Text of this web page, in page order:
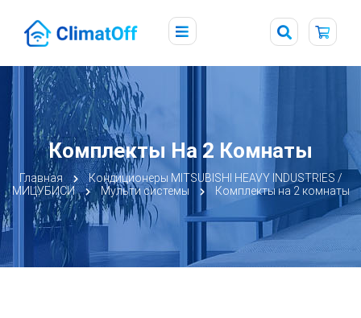
Комплекты На 2 Комнаты
Главная
Кондиционеры MITSUBISHI HEAVY INDUSTRIES /
МИЦУБИСИ
Мульти системы Комплекты на 2 комнаты